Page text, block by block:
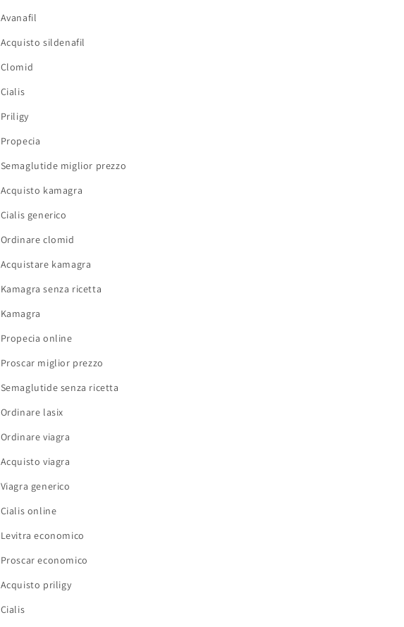
Avanafil
Acquisto sildenafil
Clomid
Cialis
Priligy
Propecia
Semaglutide miglior prezzo
Acquisto kamagra
Cialis generico
Ordinare clomid
Acquistare kamagra
Kamagra senza ricetta
Kamagra
Propecia online
Proscar miglior prezzo
Semaglutide senza ricetta
Ordinare lasix
Ordinare viagra
Acquisto viagra
Viagra generico
Cialis online
Levitra economico
Proscar economico
Acquisto priligy
Cialis